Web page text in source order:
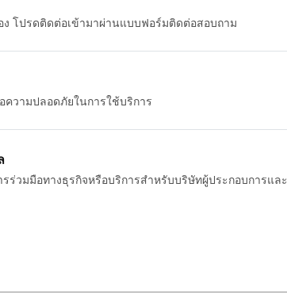
โปรดติดต่อเข้ามาผ่านแบบฟอร์มติดต่อสอบถาม
ความปลอดภัยในการใช้บริการ
ร่วมมือทางธุรกิจหรือบริการสำหรับบริษัทผู้ประกอบการและ